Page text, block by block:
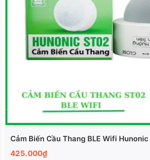
Cảm Biến Cầu Thang BLE Wifi
425.000₫